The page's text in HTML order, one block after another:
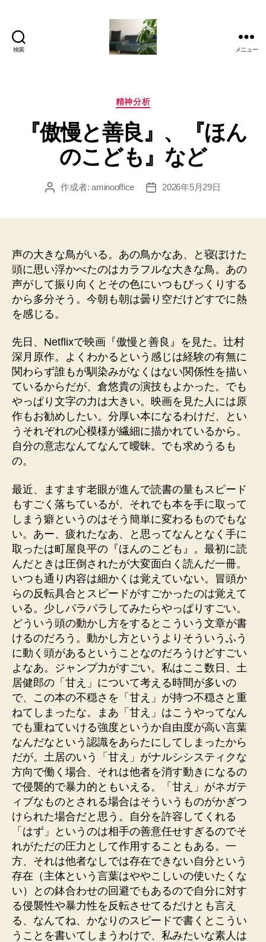
検索
美
か
も
と
あ
の
ロ
メニュー
カ
ゴ
リ
ー
精神分析
『傲慢と善良』、『ほん
のこども』など
投
作成者:aminooffice
投
2026年5月29日
声の大きな鳥がいる。あの鳥かなあ、と寝ぼけた
頭に思い浮かべたのはカラフルな大きな鳥。あの
声がして振り向くとその色にいつもびっくりする
から多分そう。今朝も朝は曇り空だけどすでに熱
を感じる。
先日、Netflixで映画『傲慢と善良』を見た。辻村
深月原作。よくわかるという感じは経験の有無に
関わらず誰もが馴染みがなくはない関係性を描い
ているからだが、倉悠貴の演技もよかった。でも
やっぱり文字の力は大きい。映画を見た人には原
作もお勧めしたい。分厚い本になるわけだ、とい
うそれぞれの心模様が繊細に描かれているから。
自分の意志なんてなんて曖昧。でも求めうるも
の。
最近、ますます老眼が進んで読書の量もスピード
もすごく落ちているが、それでも本を手に取って
しまう癖というのはそう簡単に変わるものでもな
い。あー、疲れたなあ、と思ってなんとなく手に
取ったは町屋良平の『ほんのこども』。最初に読
んだときは圧倒されたが大変面白く読んだ一冊。
いつも通り内容は細かくは覚えていない。冒頭か
らの反転具合とスピードがすごかったのは覚えて
いる。少しパラパラしてみたらやっぱりすごい。
どういう頭の動かし方をするとこういう文章が書
けるのだろう。動かし方というよりそういうふう
に動く頭があるということなのだろうけどすごい
よなあ。ジャンプ力がすごい。私はここ数日、土
居健郎の「甘え」について考える時間が多いの
で、この本の不穏さを「甘え」が持つ不穏さと重
ねてしまったな。まあ「甘え」はこうやってなん
でも重ねていける強度というか自由度が高い言葉
なんだなという認識をあらたにしてしまったから
だが。土居のいう「甘え」がナルシシスティクな
方向で働く場合、それは他者を消す動きになるの
で侵襲的で暴力的ともいえる。「甘え」がネガテ
ィブなものとされる場合はそういうものがかぎつ
けられた場合だと思う。自分を許容してくれる
「はず」というのは相手の善意任せすぎるのでそ
れがただの圧力として作用することもある。一
方、それは他者なしでは存在できない自分という
存在（主体という言葉はややこしいの使いたくな
い）との鉢合わせの回避でもあるので自分に対す
る侵襲性や暴力性を反転させてるだけとも言え
る、なんてね、かなりのスピードで書くとこうい
うことを書いてしまうわけで、私みたいな素人は